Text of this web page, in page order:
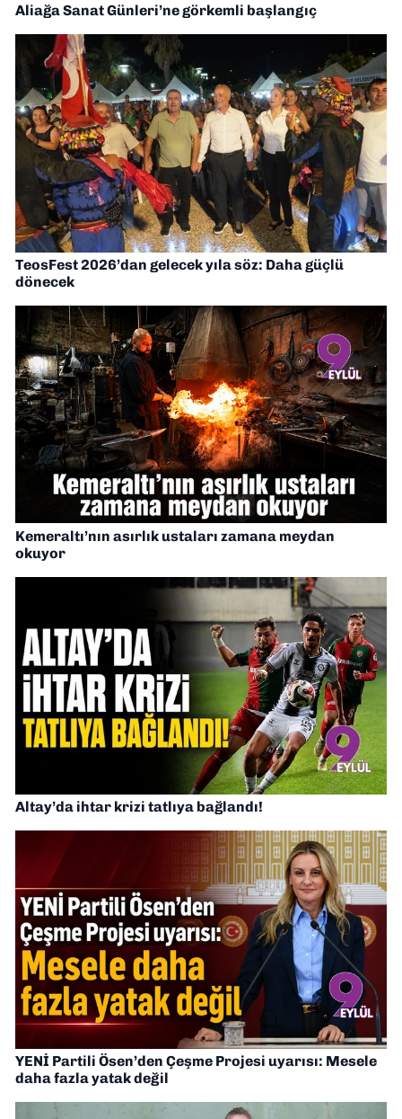
Aliağa Sanat Günleri’ne görkemli başlangıç
TeosFest 2026’dan gelecek yıla söz: Daha güçlü
dönecek
Kemeraltı’nın asırlık ustaları zamana meydan
okuyor
Altay’da ihtar krizi tatlıya bağlandı!
YENİ Partili Ösen’den Çeşme Projesi uyarısı: Mesele
daha fazla yatak değil